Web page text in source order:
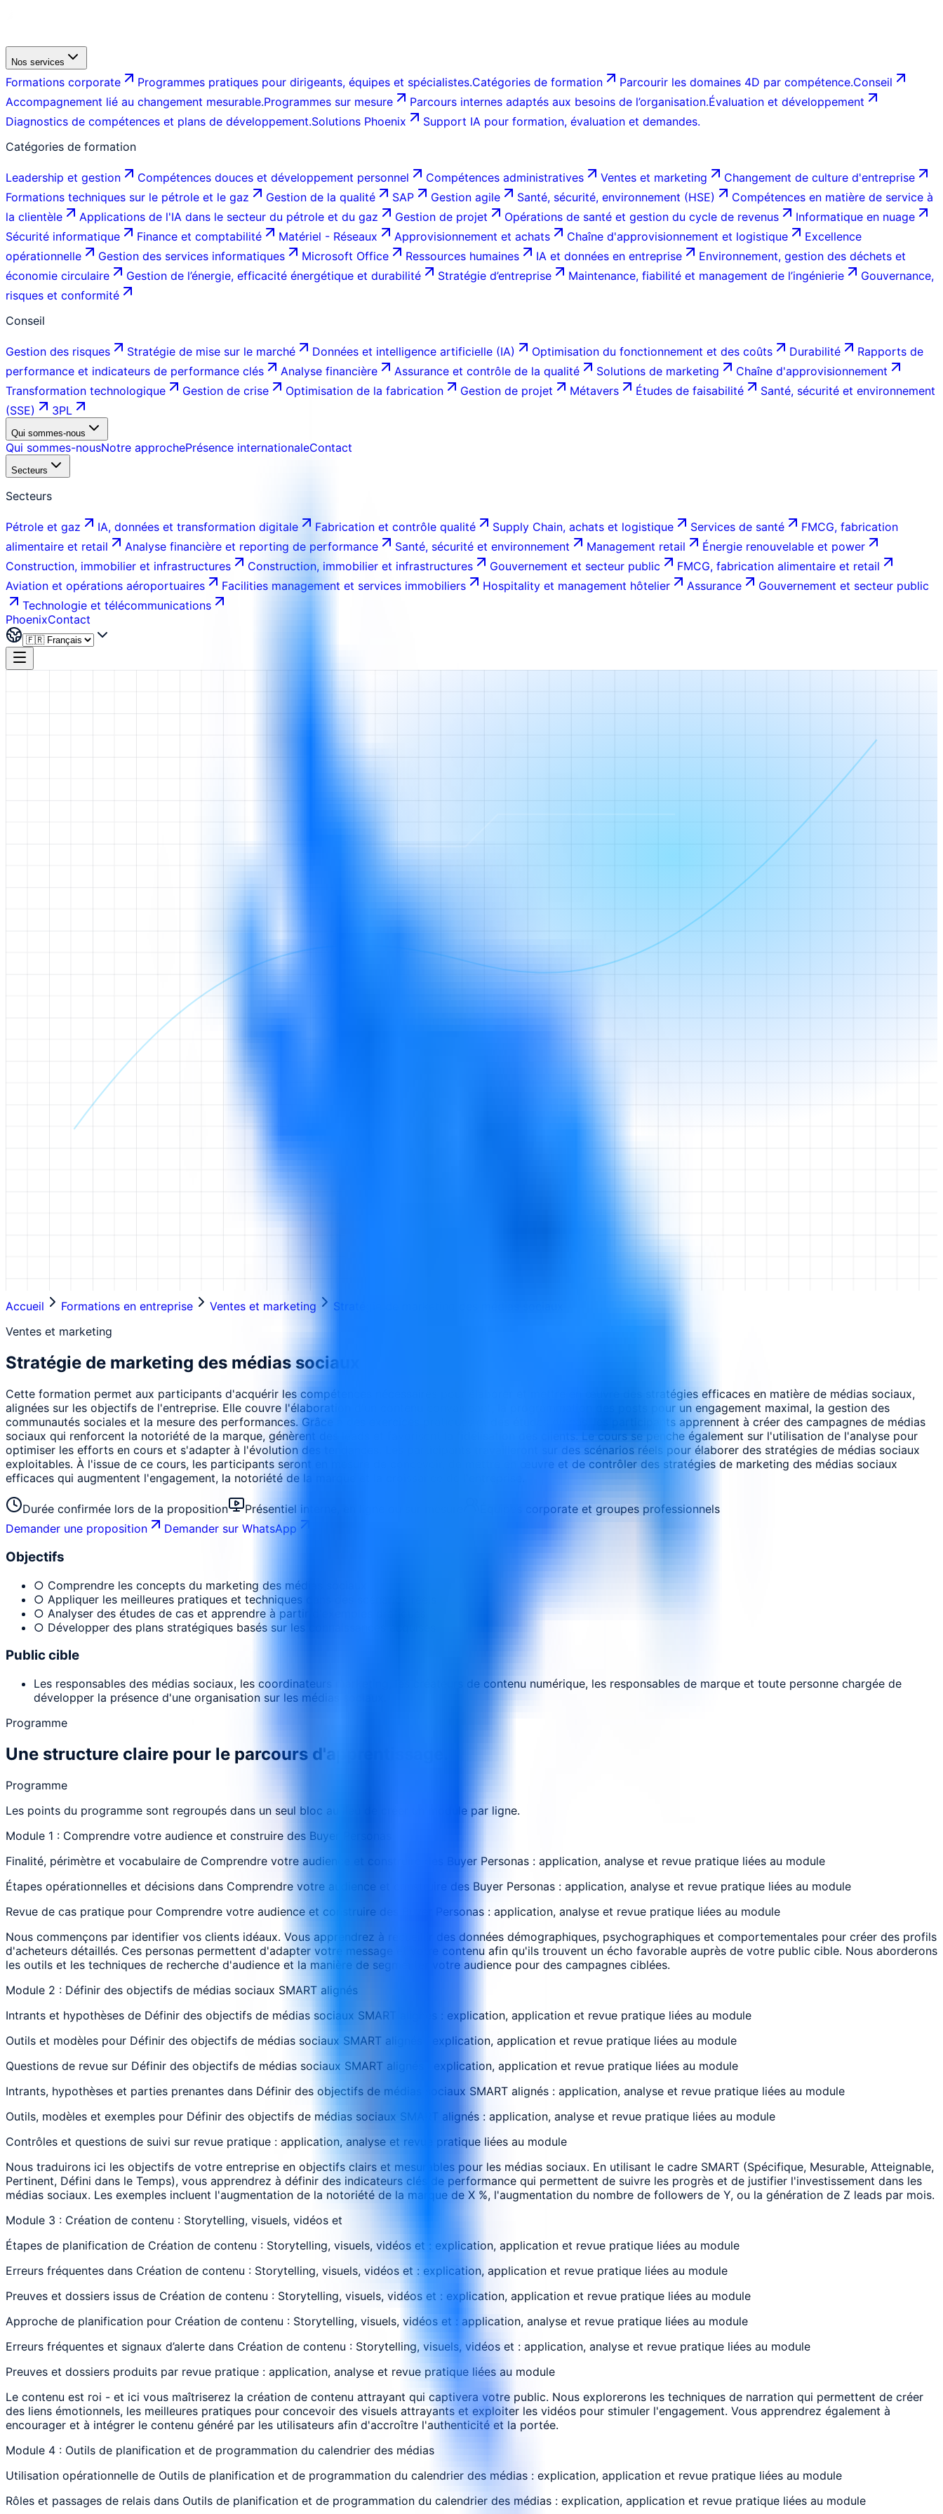
Nos services
Formations corporate Programmes pratiques pour dirigeants, équipes et spécialistes.Catégories de formation Parcourir les domaines 4D par compétence.Conseil
Accompagnement lié au changement mesurable.Programmes sur mesure Parcours internes adaptés aux besoins de l’organisation.Évaluation et développement
Diagnostics de compétences et plans de développement.Solutions Phoenix
Support IA pour formation, évaluation et demandes.
Catégories de formation
Leadership et gestion Compétences douces et développement personnel Compétences administratives Ventes et marketing
Changement de culture d'entreprise
Formations techniques sur le pétrole et le gaz
Gestion de la qualité SAP Gestion agile Santé, sécurité, environnement (HSE)
Compétences en matière de service à
la clientèle
Applications de l'IA dans le secteur du pétrole et du gaz Gestion de projet Opérations de santé et gestion du cycle de revenus
Informatique en nuage
Sécurité informatique
Finance et comptabilité Matériel - Réseaux Approvisionnement et achats Chaîne d'approvisionnement et logistique
Excellence
opérationnelle
Gestion des services informatiques Microsoft Office Ressources humaines IA et données en entreprise
Environnement, gestion des déchets et
économie circulaire
Gestion de l’énergie, efficacité énergétique et durabilité Stratégie d’entreprise Maintenance, fiabilité et management de l’ingénierie
Gouvernance,
risques et conformité
Conseil
Gestion des risques Stratégie de mise sur le marché Données et intelligence artificielle (IA) Optimisation du fonctionnement et des coûts Durabilité
Rapports de
performance et indicateurs de performance clés
Analyse financière Assurance et contrôle de la qualité Solutions de marketing
Chaîne d'approvisionnement
Transformation technologique
Gestion de crise Optimisation de la fabrication Gestion de projet Métavers Études de faisabilité
Santé, sécurité et environnement
(SSE)
3PL
Qui sommes-nous
Qui sommes-nousNotre approchePrésence internationaleContact
Secteurs
Secteurs
Pétrole et gaz IA, données et transformation digitale Fabrication et contrôle qualité Supply Chain, achats et logistique Services de santé
FMCG, fabrication
alimentaire et retail
Analyse financière et reporting de performance Santé, sécurité et environnement Management retail
Énergie renouvelable et power
Construction, immobilier et infrastructures
Construction, immobilier et infrastructures Gouvernement et secteur public
FMCG, fabrication alimentaire et retail
Aviation et opérations aéroportuaires
Facilities management et services immobiliers Hospitality et management hôtelier Assurance
Gouvernement et secteur public
Technologie et télécommunications
PhoenixContact
Accueil Formations en entreprise Ventes et marketing
Stratégie de marketing des médias sociaux
Ventes et marketing
Stratégie de marketing des médias sociaux
Cette formation permet aux participants d'acquérir les compétences nécessaires pour élaborer et mettre en œuvre des stratégies efficaces en matière de médias sociaux,
alignées sur les objectifs de l'entreprise. Elle couvre l'élaboration d'un contenu convaincant, la programmation des posts pour un engagement maximal, la gestion des
communautés sociales et la mesure des performances. Grâce à des exercices pratiques et des études de cas, les participants apprennent à créer des campagnes de médias
sociaux qui renforcent la notoriété de la marque, génèrent des leads et favorisent la fidélisation des clients. Le cours se penche également sur l'utilisation de l'analyse pour
optimiser les efforts en cours et s'adapter à l'évolution des tendances. Les participants travailleront sur des scénarios réels pour élaborer des stratégies de médias sociaux
exploitables. À l'issue de ce cours, les participants seront en mesure de concevoir, de mettre en œuvre et de contrôler des stratégies de marketing des médias sociaux
efficaces qui augmentent l'engagement, la notoriété de la marque et la croissance de l'entreprise.
Durée confirmée lors de la proposition Présentiel interne, en ligne ou sur mesure
Équipes corporate et groupes professionnels
Demander une proposition
Demander sur WhatsApp
Objectifs
○ Comprendre les concepts du marketing des médias sociaux
○ Appliquer les meilleures pratiques et techniques dans des scénarios réels
○ Analyser des études de cas et apprendre à partir d'exemples pratiques
○ Développer des plans stratégiques basés sur les connaissances acquises
Public cible
Les responsables des médias sociaux, les coordinateurs marketing, les créateurs de contenu numérique, les responsables de marque et toute personne chargée de
développer la présence d'une organisation sur les médias sociaux.
Programme
Une structure claire pour le parcours d'apprentissage.
Programme
Les points du programme sont regroupés dans un seul bloc au lieu de créer un module par ligne.
Module 1 : Comprendre votre audience et construire des Buyer Personas
Finalité, périmètre et vocabulaire de Comprendre votre audience et construire des Buyer Personas : application, analyse et revue pratique liées au module
Étapes opérationnelles et décisions dans Comprendre votre audience et construire des Buyer Personas : application, analyse et revue pratique liées au module
Revue de cas pratique pour Comprendre votre audience et construire des Buyer Personas : application, analyse et revue pratique liées au module
Nous commençons par identifier vos clients idéaux. Vous apprendrez à recueillir des données démographiques, psychographiques et comportementales pour créer des profils
d'acheteurs détaillés. Ces personas permettent d'adapter votre message et votre contenu afin qu'ils trouvent un écho favorable auprès de votre public cible. Nous aborderons
les outils et les techniques de recherche d'audience et la manière de segmenter votre audience pour des campagnes ciblées.
Module 2 : Définir des objectifs de médias sociaux SMART alignés
Intrants et hypothèses de Définir des objectifs de médias sociaux SMART alignés : explication, application et revue pratique liées au module
Outils et modèles pour Définir des objectifs de médias sociaux SMART alignés : explication, application et revue pratique liées au module
Questions de revue sur Définir des objectifs de médias sociaux SMART alignés : explication, application et revue pratique liées au module
Intrants, hypothèses et parties prenantes dans Définir des objectifs de médias sociaux SMART alignés : application, analyse et revue pratique liées au module
Outils, modèles et exemples pour Définir des objectifs de médias sociaux SMART alignés : application, analyse et revue pratique liées au module
Contrôles et questions de suivi sur revue pratique : application, analyse et revue pratique liées au module
Nous traduirons ici les objectifs de votre entreprise en objectifs clairs et mesurables pour les médias sociaux. En utilisant le cadre SMART (Spécifique, Mesurable, Atteignable,
Pertinent, Défini dans le Temps), vous apprendrez à définir des indicateurs clés de performance qui permettent de suivre les progrès et de justifier l'investissement dans les
médias sociaux. Les exemples incluent l'augmentation de la notoriété de la marque de X %, l'augmentation du nombre de followers de Y, ou la génération de Z leads par mois.
Module 3 : Création de contenu : Storytelling, visuels, vidéos et
Étapes de planification de Création de contenu : Storytelling, visuels, vidéos et : explication, application et revue pratique liées au module
Erreurs fréquentes dans Création de contenu : Storytelling, visuels, vidéos et : explication, application et revue pratique liées au module
Preuves et dossiers issus de Création de contenu : Storytelling, visuels, vidéos et : explication, application et revue pratique liées au module
Approche de planification pour Création de contenu : Storytelling, visuels, vidéos et : application, analyse et revue pratique liées au module
Erreurs fréquentes et signaux d’alerte dans Création de contenu : Storytelling, visuels, vidéos et : application, analyse et revue pratique liées au module
Preuves et dossiers produits par revue pratique : application, analyse et revue pratique liées au module
Le contenu est roi - et ici vous maîtriserez la création de contenu attrayant qui captivera votre public. Nous explorerons les techniques de narration qui permettent de créer
des liens émotionnels, les meilleures pratiques pour concevoir des visuels attrayants et exploiter les vidéos pour stimuler l'engagement. Vous apprendrez également à
encourager et à intégrer le contenu généré par les utilisateurs afin d'accroître l'authenticité et la portée.
Module 4 : Outils de planification et de programmation du calendrier des médias
Utilisation opérationnelle de Outils de planification et de programmation du calendrier des médias : explication, application et revue pratique liées au module
Rôles et passages de relais dans Outils de planification et de programmation du calendrier des médias : explication, application et revue pratique liées au module